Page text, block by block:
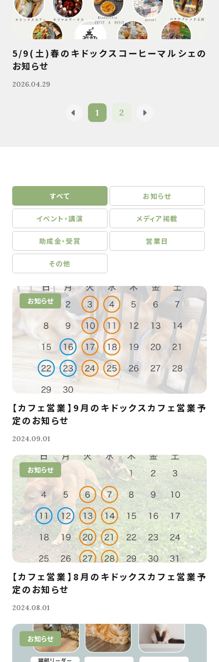
5/9(土)春のキドックスコーヒーマルシェの
お知らせ
2026.04.29
1 2
すべて お知らせ
イベント・講演 メディア掲載
助成金・受賞 営業日
その他
お知らせ
【カフェ営業】9月のキドックスカフェ営業予
定のお知らせ
2024.09.01
お知らせ
【カフェ営業】8月のキドックスカフェ営業予
定のお知らせ
2024.08.01
お知らせ